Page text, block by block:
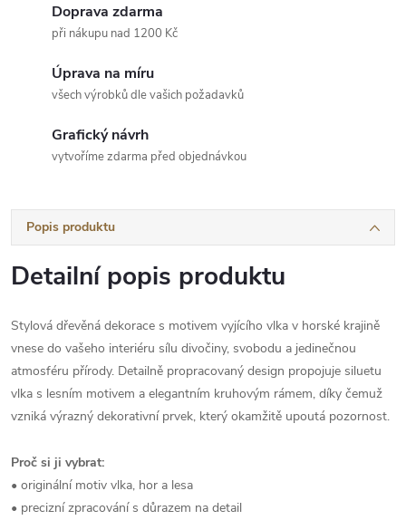
Doprava zdarma
při nákupu nad 1200 Kč
Úprava na míru
všech výrobků dle vašich požadavků
Grafický návrh
vytvoříme zdarma před objednávkou
Popis produktu
Detailní popis produktu
Stylová dřevěná dekorace s motivem vyjícího vlka v horské krajině
vnese do vašeho interiéru sílu divočiny, svobodu a jedinečnou
atmosféru přírody. Detailně propracovaný design propojuje siluetu
vlka s lesním motivem a elegantním kruhovým rámem, díky čemuž
vzniká výrazný dekorativní prvek, který okamžitě upoutá pozornost.
Proč si ji vybrat:
• originální motiv vlka, hor a lesa
• precizní zpracování s důrazem na detail